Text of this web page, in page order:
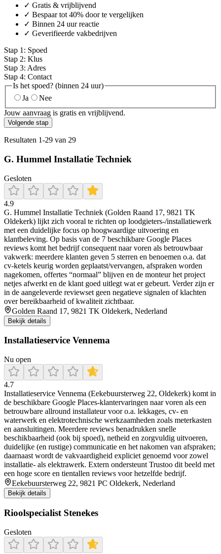
✓ Gratis & vrijblijvend
✓ Bespaar tot 40% door te vergelijken
✓ Binnen 24 uur reactie
✓ Geverifieerde vakbedrijven
Stap 1 : Spoed
Stap 2: Klus
Stap 3: Adres
Stap 4: Contact
Is het spoed? (binnen 24 uur)
Ja
Nee
Jouw aanvraag is gratis en vrijblijvend.
Volgende stap
Resultaten 1-29 van 29
G. Hummel Installatie Techniek
Gesloten
4.9
G. Hummel Installatie Techniek (Golden Raand 17, 9821 TK
Oldekerk) lijkt zich vooral te richten op loodgieters-/installatiewerk
met een duidelijke focus op hoogwaardige uitvoering en
klantbeleving. Op basis van de 7 beschikbare Google Places
reviews komt het bedrijf consequent naar voren als betrouwbaar
vakwerk: meerdere klanten geven 5 sterren en benoemen o.a. dat
cv-ketels keurig worden geplaatst/vervangen, afspraken worden
nagekomen, offertes “normaal” blijven en de monteur het project
netjes afwerkt en de klant goed uitlegt wat er gebeurt. Verder zijn er
in de aangeleverde reviewset geen negatieve signalen of klachten
over bereikbaarheid of kwaliteit zichtbaar.
Golden Raand 17, 9821 TK Oldekerk, Nederland
Bekijk details
Installatieservice Vennema
Nu open
4.7
Installatieservice Vennema (Eekebuursterweg 22, Oldekerk) komt in
de beschikbare Google Places-klantervaringen naar voren als een
betrouwbare allround installateur voor o.a. lekkages, cv- en
waterwerk en elektrotechnische werkzaamheden zoals meterkasten
en aansluitingen. Meerdere reviews benadrukken snelle
beschikbaarheid (ook bij spoed), netheid en zorgvuldig uitvoeren,
duidelijke (en rustige) communicatie en het nakomen van afspraken;
daarnaast wordt de vakvaardigheid expliciet genoemd voor zowel
installatie- als elektrawerk. Extern ondersteunt Trustoo dit beeld met
een hoge score en tientallen reviews voor hetzelfde bedrijf.
Eekebuursterweg 22, 9821 PC Oldekerk, Nederland
Bekijk details
Rioolspecialist Stenekes
Gesloten